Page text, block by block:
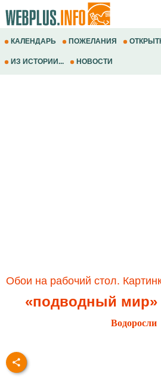
КАЛЕНДАРЬ ПОЖЕЛАНИЯ
ИЗ ИСТОРИИ... НОВОСТИ
Обои на рабочий стол.
«подводный мир»
Водоросли